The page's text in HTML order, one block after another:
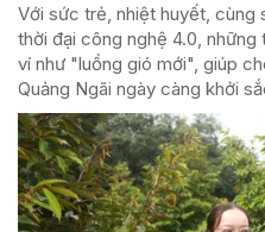
Với sức trẻ, nhiệt huyết, cùng
thời đại công nghệ 4.0,
ví như "luồng gió mới", giúp
Quảng Ngãi ngày càng khởi